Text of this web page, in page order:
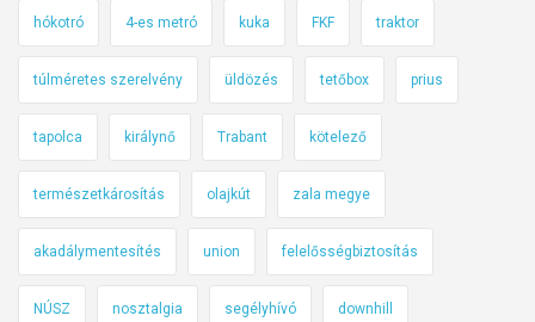
ü
o
r
s
z
á
g
hókotró 4-es metró kuka FKF traktor
túlméretes szerelvény üldözés tetőbox prius
tapolca királynő Trabant kötelező
természetkárosítás olajkút zala megye
akadálymentesítés union felelősségbiztosítás
NÚSZ nosztalgia segélyhívó downhill